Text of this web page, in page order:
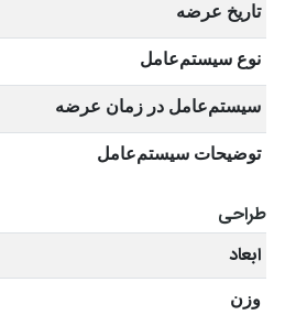
تاریخ عرضه
نوع سیستم‌عامل
سیستم‌عامل در زمان عرضه
توضیحات سیستم‌عامل
طراحی
ابعاد
وزن